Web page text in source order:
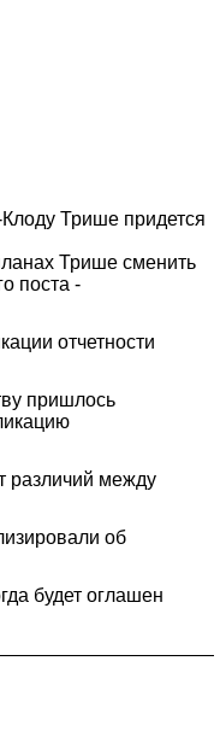
Трише придется
Трише сменить
поста -
отчетности
пришлось
различий между
об
будет оглашен